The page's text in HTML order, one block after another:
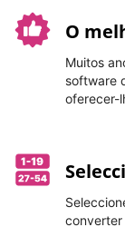
O
Muitos
software
oferecer-
converter